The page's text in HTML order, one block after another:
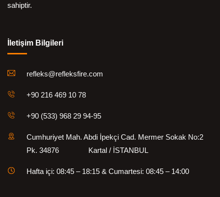
sahiptir.
İletişim Bilgileri
refleks@refleksfire.com
+90 216 469 10 78
+90 (533) 968 29 94-95
Cumhuriyet Mah. Abdi İpekçi Cad. Mermer Sokak No:2
Pk. 34876 Kartal / İSTANBUL
Hafta içi: 08:45 – 18:15 & Cumartesi: 08:45 – 14:00